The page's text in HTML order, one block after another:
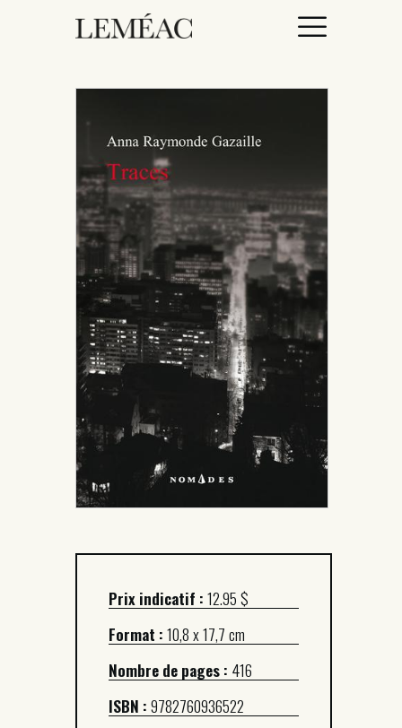
ACCUEIL
CATALOGUE
AUTEURICES
DROITS / RIGHTS
À PROPOS
Prix indicatif :12.95 $
Format :10,8 x 17,7 cm
Nombre de pages : 416
ISBN :9782760936522